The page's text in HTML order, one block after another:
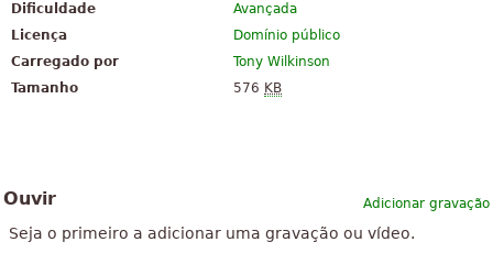
Dificuldade
Avançada
Licença
Domínio público
Carregado por
Tony Wilkinson
Tamanho
576 KB
Adicionar gravação
Ouvir
Seja o primeiro a adicionar uma gravação ou vídeo.